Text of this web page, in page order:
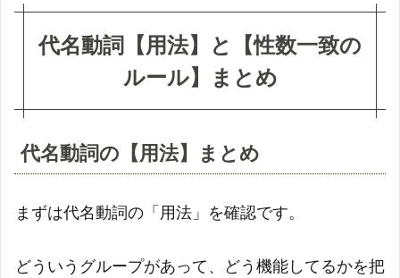
【用
まと
の複
合過
【性
まと
代名動詞【用法】と【性数一致の
ルール】まとめ
代名動詞の【用法】まとめ
まずは代名動詞の「用法」を確認です。
どういうグループがあって、どう機能してるかを把